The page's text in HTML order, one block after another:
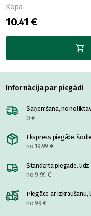
Kopā
10.41 €
Informācija par piegādi
Saņemšana, no
0 €
Ekspress piegāde,
no 19.99 €
Standarta piegāde, līdz
no 9.99 €
Piegāde ar izkraušanu,
no 99 €